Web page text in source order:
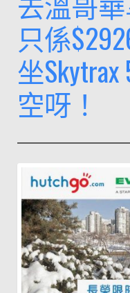
航
空
香
新
航
最
多
可
只係
坐
空呀！